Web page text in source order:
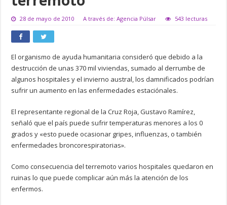
28 de mayo de 2010 A través de: Agencia Púlsar 543 lecturas
El organismo de ayuda humanitaria consideró que debido a la
destrucción de unas 370 mil viviendas, sumado al derrumbe de
algunos hospitales y el invierno austral, los damnificados podrían
sufrir un aumento en las enfermedades estaciónales.
El representante regional de la Cruz Roja, Gustavo Ramírez,
señaló que el país puede sufrir temperaturas menores a los 0
grados y «esto puede ocasionar gripes, influenzas, o también
enfermedades broncorespiratorias».
Como consecuencia del terremoto varios hospitales quedaron en
ruinas lo que puede complicar aún más la atención de los
enfermos.